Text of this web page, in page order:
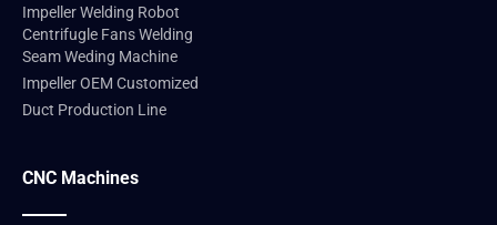
Impeller Welding Robot
Centrifugle Fans Welding
Seam Weding Machine
Impeller OEM Customized
Duct Production Line
CNC Machines